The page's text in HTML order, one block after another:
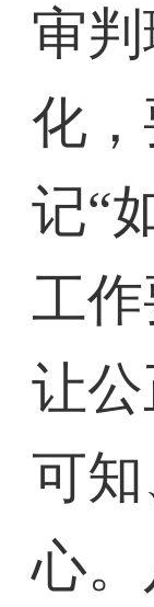
审
化
记“
工
让
可
心